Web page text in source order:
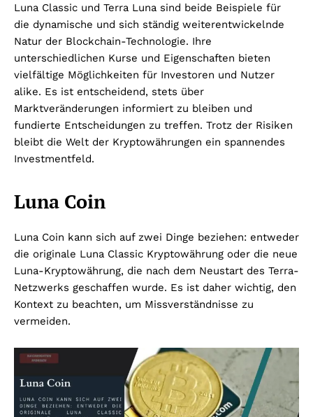
Luna Classic und Terra Luna sind beide Beispiele für
die dynamische und sich ständig weiterentwickelnde
Natur der Blockchain-Technologie. Ihre
unterschiedlichen Kurse und Eigenschaften bieten
vielfältige Möglichkeiten für Investoren und Nutzer
alike. Es ist entscheidend, stets über
Marktveränderungen informiert zu bleiben und
fundierte Entscheidungen zu treffen. Trotz der Risiken
bleibt die Welt der Kryptowährungen ein spannendes
Investmentfeld.
Luna Coin
Luna Coin kann sich auf zwei Dinge beziehen: entweder
die originale Luna Classic Kryptowährung oder die neue
Luna-Kryptowährung, die nach dem Neustart des Terra-
Netzwerks geschaffen wurde. Es ist daher wichtig, den
Kontext zu beachten, um Missverständnisse zu
vermeiden.